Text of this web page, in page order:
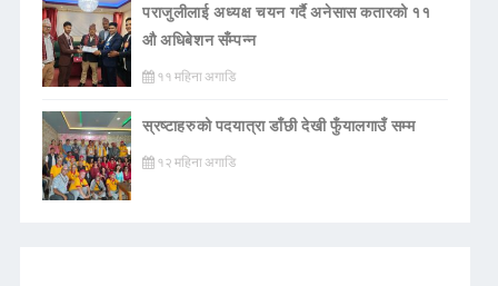
पराजुलीलाई अध्यक्ष चयन गर्दै अनेसास कतारको ११
औ अधिबेशन सँम्पन्न
११ महिना अगाडि
स्रष्टाहरुको पदयात्रा डाँछी देखी फुँयालगाउँ सम्म
१२ महिना अगाडि